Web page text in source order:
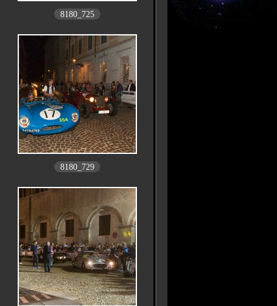
8180_725
8180_729